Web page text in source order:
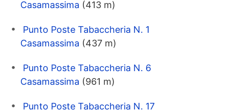
Casamassima (413 m)
Punto Poste Tabaccheria N. 1
Casamassima (437 m)
Punto Poste Tabaccheria N. 6
Casamassima (961 m)
Punto Poste Tabaccheria N. 17